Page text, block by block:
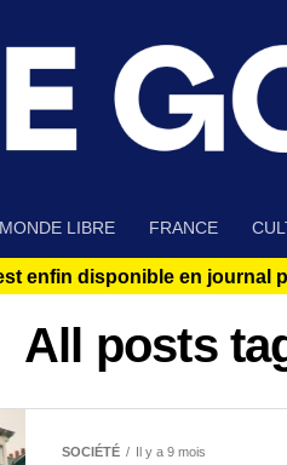
MONDE LIBRE FRANCE
enfin disponible en journal
All posts
SOCIÉTÉ Il y a 9 mois